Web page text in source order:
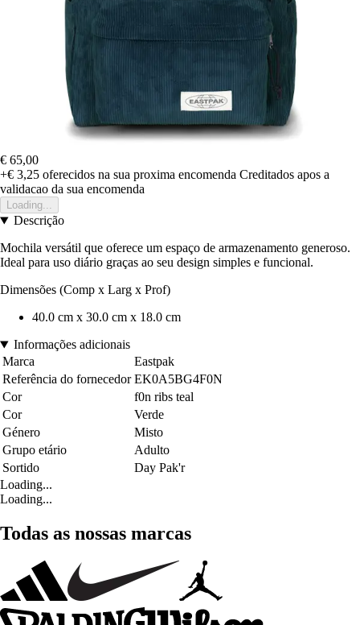
€ 65,00
+€ 3,25 oferecidos na sua proxima encomenda Creditados apos a
validacao da sua encomenda
Loading...
Descrição
Mochila versátil que oferece um espaço de armazenamento generoso.
Ideal para uso diário graças ao seu design simples e funcional.
Dimensões (Comp x Larg x Prof)
40.0 cm x 30.0 cm x 18.0 cm
Informações adicionais
Marca
Eastpak
Referência do fornecedor EK0A5BG4F0N
Cor
f0n ribs teal
Cor
Verde
Género
Misto
Grupo etário
Adulto
Sortido
Day Pak'r
Loading...
Loading...
Todas as nossas marcas